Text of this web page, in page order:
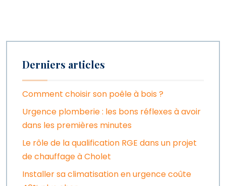
Derniers articles
Comment choisir son poêle à bois ?
Urgence plomberie : les bons réflexes à avoir
dans les premières minutes
Le rôle de la qualification RGE dans un projet
de chauffage à Cholet
Installer sa climatisation en urgence coûte